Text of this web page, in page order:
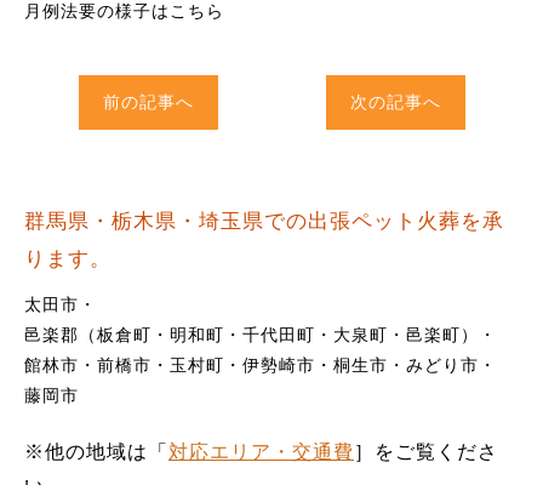
月例法要の様子はこちら
前の記事へ 次の記事へ
群馬県・栃木県・埼玉県での出張ペット火葬を承
ります。
太田市
邑楽郡（板倉町・明和町・千代田町・大泉町・邑楽町）
館林市
前橋市 玉村町 伊勢崎市 桐生市
みどり市
藤岡市
※他の地域は「 対応エリア・交通費］をご覧くださ